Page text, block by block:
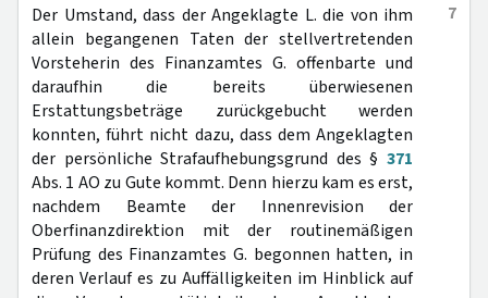
7
Der Umstand, dass der Angeklagte L. die von ihm
allein begangenen Taten der stellvertretenden
Vorsteherin des Finanzamtes G. offenbarte und
daraufhin die bereits überwiesenen
Erstattungsbeträge zurückgebucht werden
konnten, führt nicht dazu, dass dem Angeklagten
der persönliche Strafaufhebungsgrund des § 371
Abs. 1 AO zu Gute kommt. Denn hierzu kam es erst,
nachdem Beamte der Innenrevision der
Oberfinanzdirektion mit der routinemäßigen
Prüfung des Finanzamtes G. begonnen hatten, in
deren Verlauf es zu Auffälligkeiten im Hinblick auf